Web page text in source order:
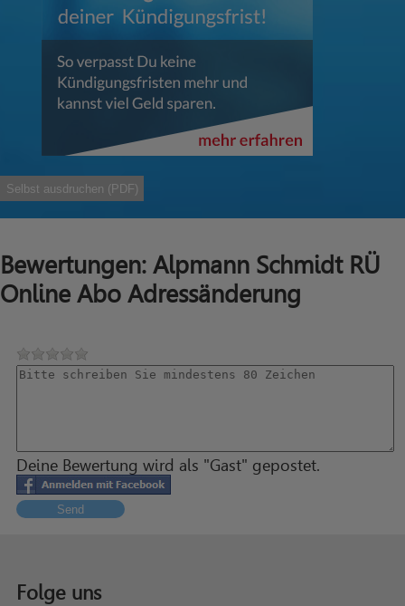
Selbst ausdruchen (PDF)
Bewertungen: Alpmann Schmidt RÜ
Online Abo Adressänderung
Deine Bewertung wird als "Gast" gepostet.
Send
Folge uns